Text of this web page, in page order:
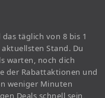
täglich von 8 bis 1
Stand. Du
warten, noch dich
der Rabattaktionen und
weniger Minuten
Deals schnell sein,